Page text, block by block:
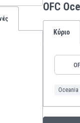
OFC
Κύριο